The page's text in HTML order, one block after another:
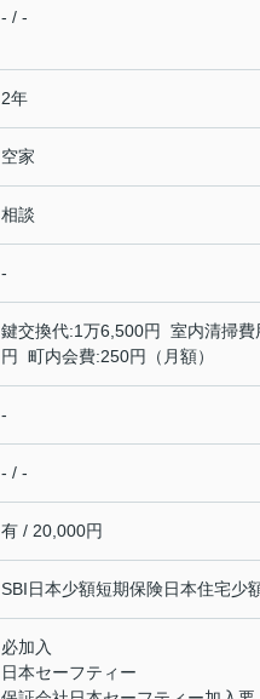
- / -
2年
空家
相談
-
鍵交換代:1万6,500円 室内清掃費
円 町内会費:250円（月額）
-
- / -
有 / 20,000円
SBI日本少額短期保険日本住宅少
必加入
日本セーフティー